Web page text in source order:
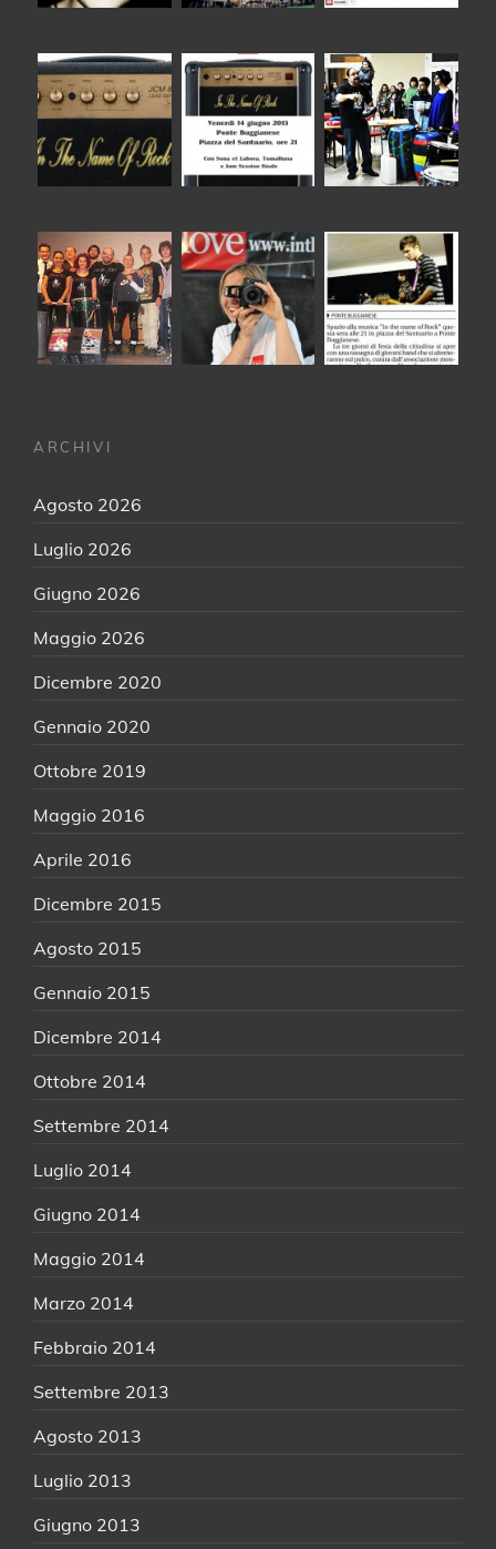
ARCHIVI
Agosto 2026
Luglio 2026
Giugno 2026
Maggio 2026
Dicembre 2020
Gennaio 2020
Ottobre 2019
Maggio 2016
Aprile 2016
Dicembre 2015
Agosto 2015
Gennaio 2015
Dicembre 2014
Ottobre 2014
Settembre 2014
Luglio 2014
Giugno 2014
Maggio 2014
Marzo 2014
Febbraio 2014
Settembre 2013
Agosto 2013
Luglio 2013
Giugno 2013